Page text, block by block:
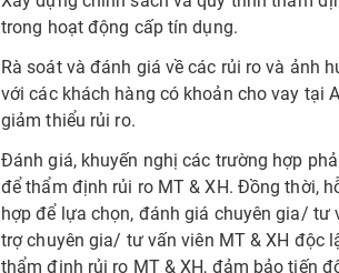
trong hoạt động cấp tín dụng.
Rà soát và đánh giá về các rủi ro và ảnh
với các khách hàng có khoản cho vay tại
giảm thiểu rủi ro.
Đánh giá, khuyến nghị các trường hợp
để thẩm định rủi ro MT & XH. Đồng thời,
hợp để lựa chọn, đánh giá chuyên gia/ tư
trợ chuyên gia/ tư vấn viên MT & XH độc
thẩm định rủi ro MT & XH, đảm bảo tiến